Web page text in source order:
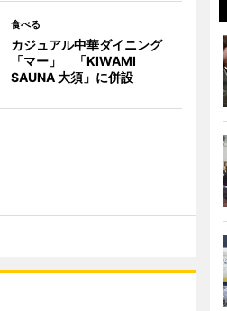
食べる
カジュアル中華ダイニング
「マー」 「KIWAMI
SAUNA 大須」に併設